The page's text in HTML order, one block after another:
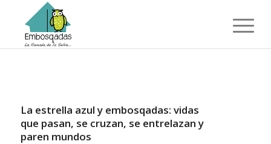
La estrella azul y embosqadas: vidas
que pasan, se cruzan, se entrelazan y
paren mundos